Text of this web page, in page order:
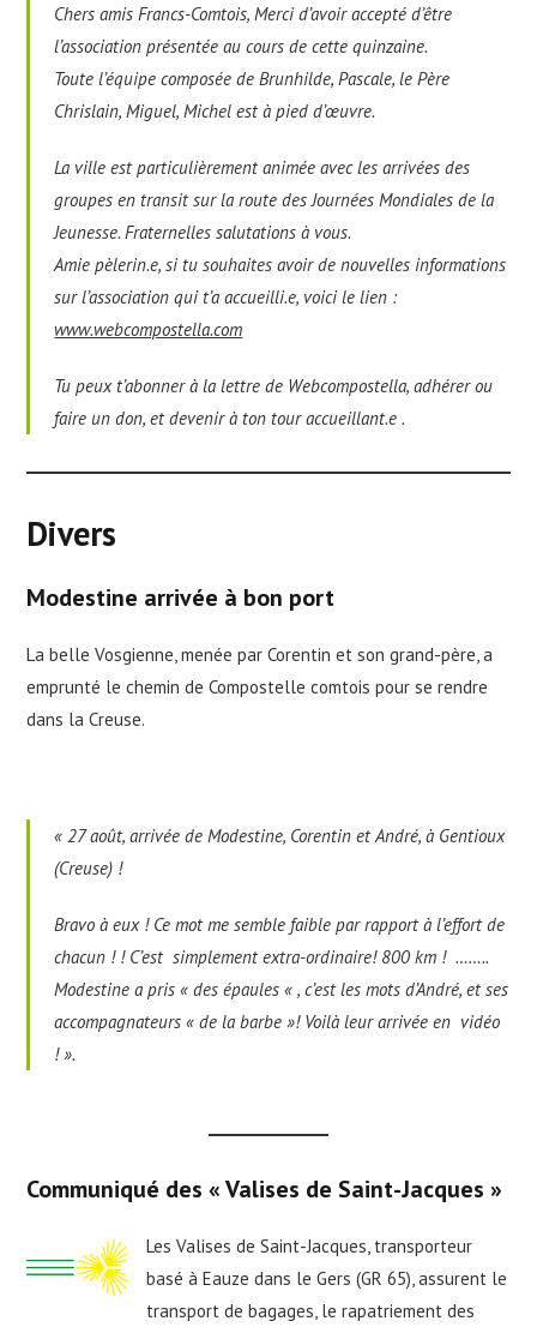
Chers amis Francs-Comtois, Merci d’avoir accepté d’être
l’association présentée au cours de cette quinzaine.
Toute l’équipe composée de Brunhilde, Pascale, le Père
Chrislain, Miguel, Michel est à pied d’œuvre.
La ville est particulièrement animée avec les arrivées des
groupes en transit sur la route des Journées Mondiales de la
Jeunesse. Fraternelles salutations à vous.
Amie pèlerin.e, si tu souhaites avoir de nouvelles informations
sur l’association qui t’a accueilli.e, voici le lien :
www.webcompostella.com
Tu peux t’abonner à la lettre de Webcompostella, adhérer ou
faire un don, et devenir à ton tour accueillant.e .
Divers
Modestine arrivée à bon port
La belle Vosgienne, menée par Corentin et son grand-père, a
emprunté le chemin de Compostelle comtois pour se rendre
dans la Creuse.
« 27 août, arrivée de Modestine, Corentin et André, à Gentioux
(Creuse) !
Bravo à eux ! Ce mot me semble faible par rapport à l’effort de
chacun ! ! C’est simplement extra-ordinaire! 800 km ! ……..
Modestine a pris « des épaules « , c’est les mots d’André, et ses
accompagnateurs « de la barbe »! Voilà leur arrivée en vidéo
! ».
Communiqué des « Valises de Saint-Jacques »
Les Valises de Saint-Jacques, transporteur
basé à Eauze dans le Gers (GR 65), assurent le
transport de bagages, le rapatriement des